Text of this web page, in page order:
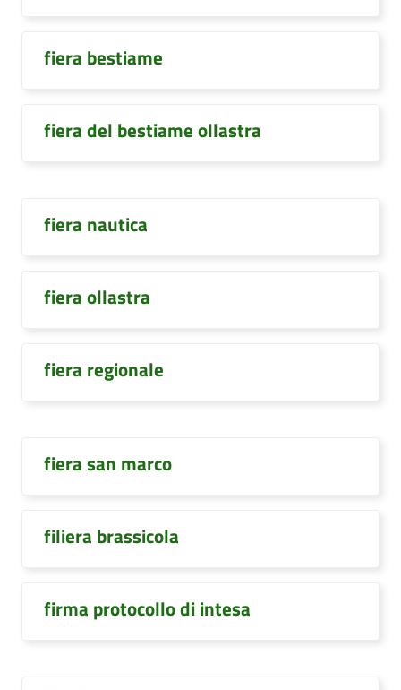
fiera bestiame
fiera del bestiame ollastra
fiera nautica
fiera ollastra
fiera regionale
fiera san marco
filiera brassicola
firma protocollo di intesa